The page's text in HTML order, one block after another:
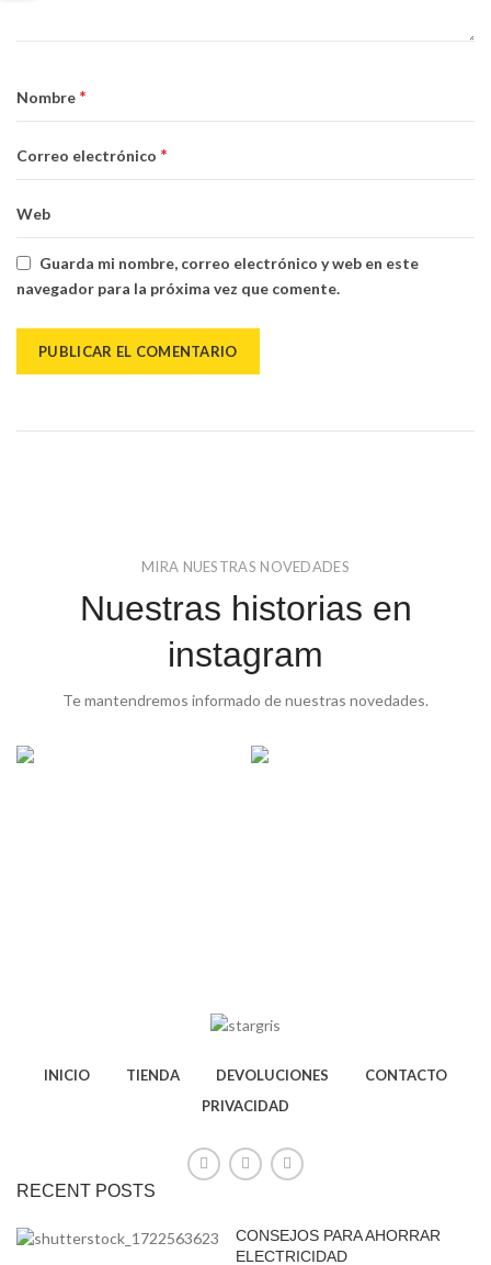
Nombre *
Correo electrónico *
Web
Guarda mi nombre, correo electrónico y web en este
navegador para la próxima vez que comente.
MIRA NUESTRAS NOVEDADES
Nuestras historias en
instagram
Te mantendremos informado de nuestras novedades.
INICIO TIENDA DEVOLUCIONES
CONTACTO
PRIVACIDAD
RECENT POSTS
CONSEJOS PARA AHORRAR
ELECTRICIDAD